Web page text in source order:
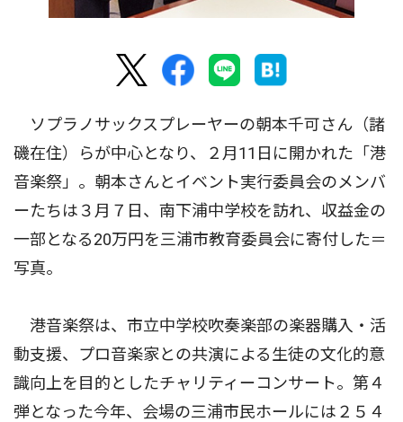
ソプラノサックスプレーヤーの朝本千可さん（諸
磯在住）らが中心となり、２月11日に開かれた「港
音楽祭」。朝本さんとイベント実行委員会のメンバ
ーたちは３月７日、南下浦中学校を訪れ、収益金の
一部となる20万円を三浦市教育委員会に寄付した＝
写真。
港音楽祭は、市立中学校吹奏楽部の楽器購入・活
動支援、プロ音楽家との共演による生徒の文化的意
識向上を目的としたチャリティーコンサート。第４
弾となった今年、会場の三浦市民ホールには２５４